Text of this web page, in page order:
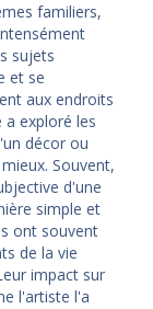
familiers,
sujets
et se
aux endroits
exploré les
décor ou
Souvent,
d'une
simple et
ont souvent
de la vie
impact sur
l'artiste l'a